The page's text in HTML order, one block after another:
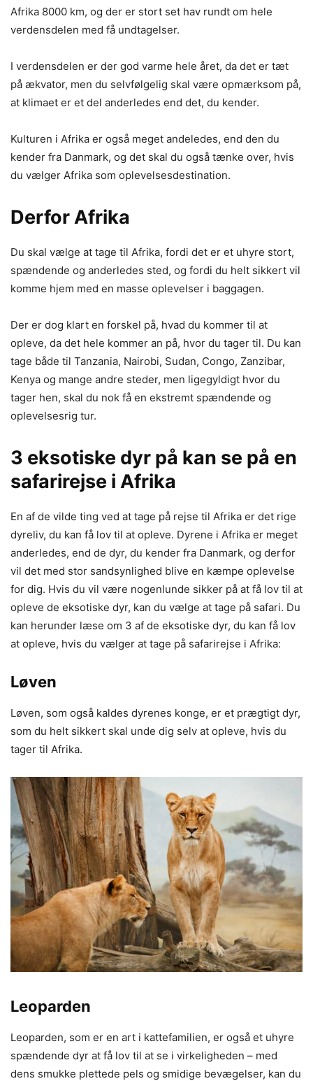
Afrika 8000 km, og der er stort set hav rundt om hele
verdensdelen med få undtagelser.
I verdensdelen er der god varme hele året, da det er tæt
på ækvator, men du selvfølgelig skal være opmærksom på,
at klimaet er et del anderledes end det, du kender.
Kulturen i Afrika er også meget andeledes, end den du
kender fra Danmark, og det skal du også tænke over, hvis
du vælger Afrika som oplevelsesdestination.
Derfor Afrika
Du skal vælge at tage til Afrika, fordi det er et uhyre stort,
spændende og anderledes sted, og fordi du helt sikkert vil
komme hjem med en masse oplevelser i baggagen.
Der er dog klart en forskel på, hvad du kommer til at
opleve, da det hele kommer an på, hvor du tager til. Du kan
tage både til Tanzania, Nairobi, Sudan, Congo, Zanzibar,
Kenya og mange andre steder, men ligegyldigt hvor du
tager hen, skal du nok få en ekstremt spændende og
oplevelsesrig tur.
3 eksotiske dyr på kan se på en
safarirejse i Afrika
En af de vilde ting ved at tage på rejse til Afrika er det rige
dyreliv, du kan få lov til at opleve. Dyrene i Afrika er meget
anderledes, end de dyr, du kender fra Danmark, og derfor
vil det med stor sandsynlighed blive en kæmpe oplevelse
for dig. Hvis du vil være nogenlunde sikker på at få lov til at
opleve de eksotiske dyr, kan du vælge at tage på safari. Du
kan herunder læse om 3 af de eksotiske dyr, du kan få lov
at opleve, hvis du vælger at tage på safarirejse i Afrika:
Løven
Løven, som også kaldes dyrenes konge, er et prægtigt dyr,
som du helt sikkert skal unde dig selv at opleve, hvis du
tager til Afrika.
Leoparden
Leoparden, som er en art i kattefamilien, er også et uhyre
spændende dyr at få lov til at se i virkeligheden – med
dens smukke plettede pels og smidige bevægelser, kan du